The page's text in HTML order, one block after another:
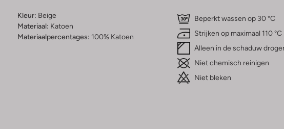
Kleur: Beige
Materiaal: Katoen
Materiaalpercentages: 100% Katoen
Beperkt wassen op 30 °C
Strijken op maximaal 110 °C
Alleen in de schaduw
Niet chemisch reinigen
Niet bleken